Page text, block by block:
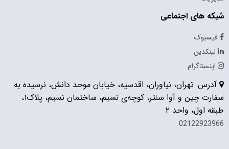
شبکه های اجتماعی
فیسبوک
لینکدین
اینستاگرام
آدرس: تهران، نیاوران، اقدسیه، خیابان موحد دانش، نرسیده به
سفارت چین و آوا سنتر، کوچه‌ی نسیم، ساختمان نسیم، پلاک۱،
طبقه اول، واحد ۲
02122923966